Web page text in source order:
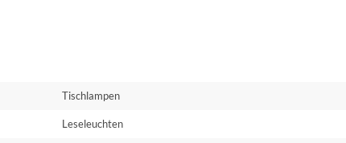
Tischlampen
Leseleuchten